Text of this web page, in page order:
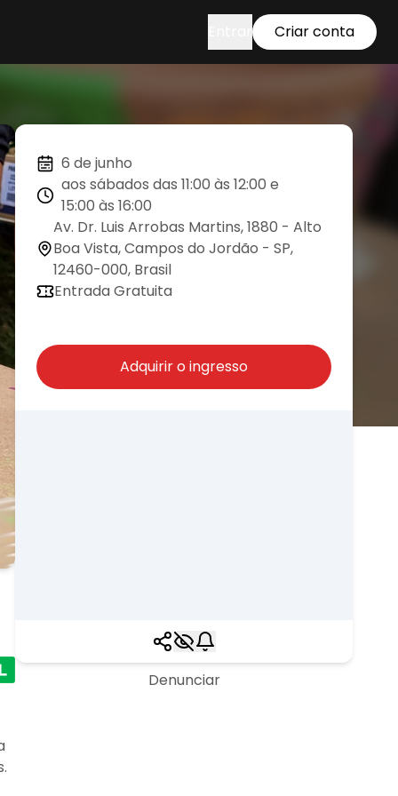
Criar conta
6 de junho
aos sábados das 11:00 às 12:00 e
15:00 às 16:00
Av. Dr. Luis Arrobas Martins, 1880 - Alto
Boa Vista, Campos do Jordão - SP,
12460-000, Brasil
Entrada Gratuita
Adquirir o ingresso
Denunciar